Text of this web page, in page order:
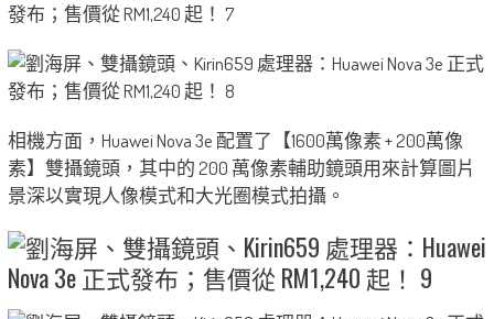
相機方面，Huawei Nova 3e 配置了【1600萬像素 + 200萬像
素】雙攝鏡頭，其中的 200 萬像素輔助鏡頭用來計算圖片
景深以實現人像模式和大光圈模式拍攝。